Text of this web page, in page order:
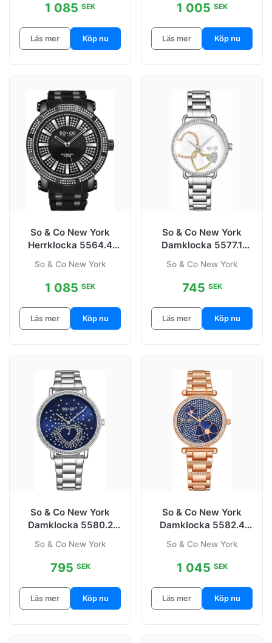
1 085 SEK
Läs mer Köp nu
1 005 SEK
Läs mer Köp nu
So & Co New York
Herrklocka 5564.4
Ø50 mm
So & Co New York
1 085 SEK
Läs mer Köp nu
So & Co New York
Damklocka 5577.1
mm
So & Co New York
745 SEK
Läs mer Köp nu
So & Co New York
Damklocka 5580.2
mm
So & Co New York
795 SEK
Läs mer Köp nu
So & Co New York
Damklocka 5582.4
Blå/Roséguldstonat
So & Co New York
1 045 SEK
Läs mer Köp nu